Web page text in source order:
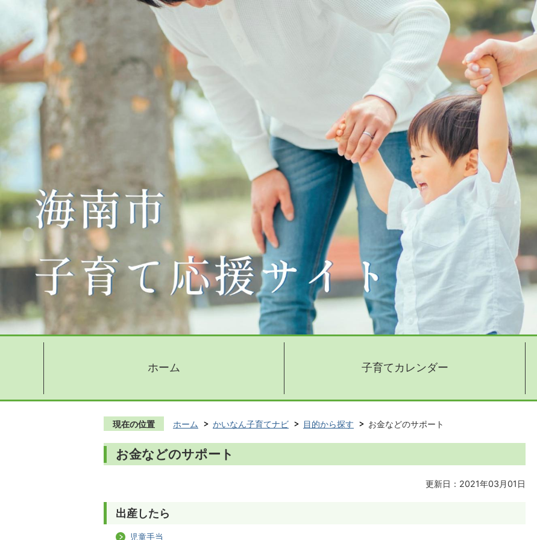
ホーム 子育てカレンダー
現在の位置 ホーム かいなん子育てナビ 目的から探す お金などのサポート
お金などのサポート
更新日：2021年03月01日
出産したら
児童手当